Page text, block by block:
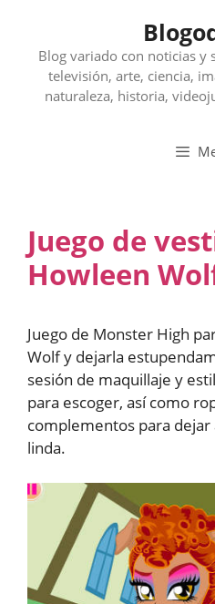
contenidoBlog variado con noticias y
televisión, arte, ciencia,
naturaleza, historia,
Juego de
Howleen
Juego de Monster High
Wolf y dejarla
sesión de maquillaje y
para escoger, así como
complementos para
linda.